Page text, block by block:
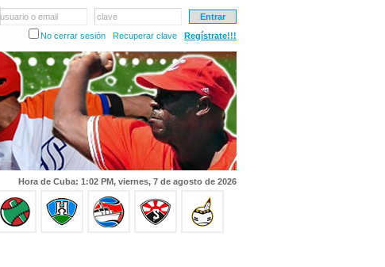
usuario o email
clave
No cerrar sesión
Recuperar clave Regístrate!!!
Hora de Cuba: 1:02 PM, viernes, 7 de agosto de 2026